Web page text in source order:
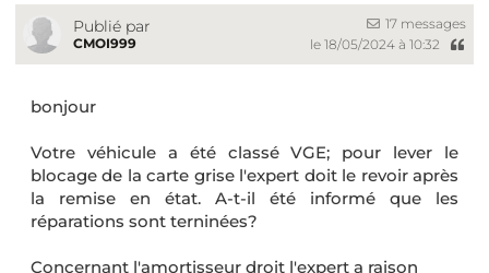
Publié par
CMOI999
17 messages
le 18/05/2024 à 10:32
bonjour
Votre véhicule a été classé VGE; pour lever le
blocage de la carte grise l'expert doit le revoir après
la remise en état. A-t-il été informé que les
réparations sont terninées?
Concernant l'amortisseur droit l'expert a raison